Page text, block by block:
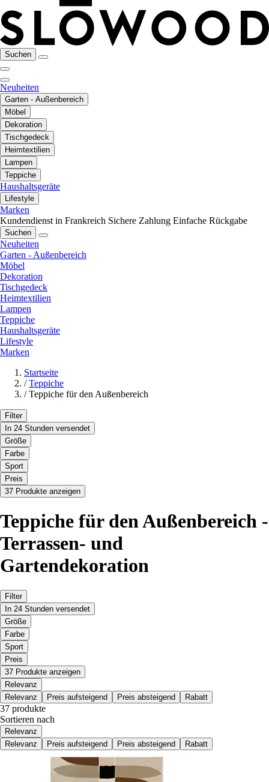
Suchen
Neuheiten
Garten - Außenbereich
Möbel
Dekoration
Tischgedeck
Heimtextilien
Lampen
Teppiche
Haushaltsgeräte
Lifestyle
Marken
Kundendienst in Frankreich Sichere Zahlung Einfache Rückgabe
Suchen
Neuheiten
Garten - Außenbereich
Möbel
Dekoration
Tischgedeck
Heimtextilien
Lampen
Teppiche
Haushaltsgeräte
Lifestyle
Marken
Startseite
/ Teppiche
/ Teppiche für den Außenbereich
Filter
In 24 Stunden versendet
Größe
Farbe
Sport
Preis
37 Produkte anzeigen
Teppiche für den Außenbereich -
Terrassen- und
Gartendekoration
Filter
In 24 Stunden versendet
Größe
Farbe
Sport
Preis
37 Produkte anzeigen
Relevanz
Relevanz
Preis aufsteigend Preis absteigend Rabatt
37 produkte
Sortieren nach
Relevanz
Relevanz
Preis aufsteigend Preis absteigend Rabatt